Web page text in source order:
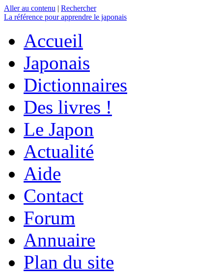
Aller au contenu | Rechercher
La référence pour apprendre le japonais
Accueil
Japonais
Dictionnaires
Des livres !
Le Japon
Actualité
Aide
Contact
Forum
Annuaire
Plan du site